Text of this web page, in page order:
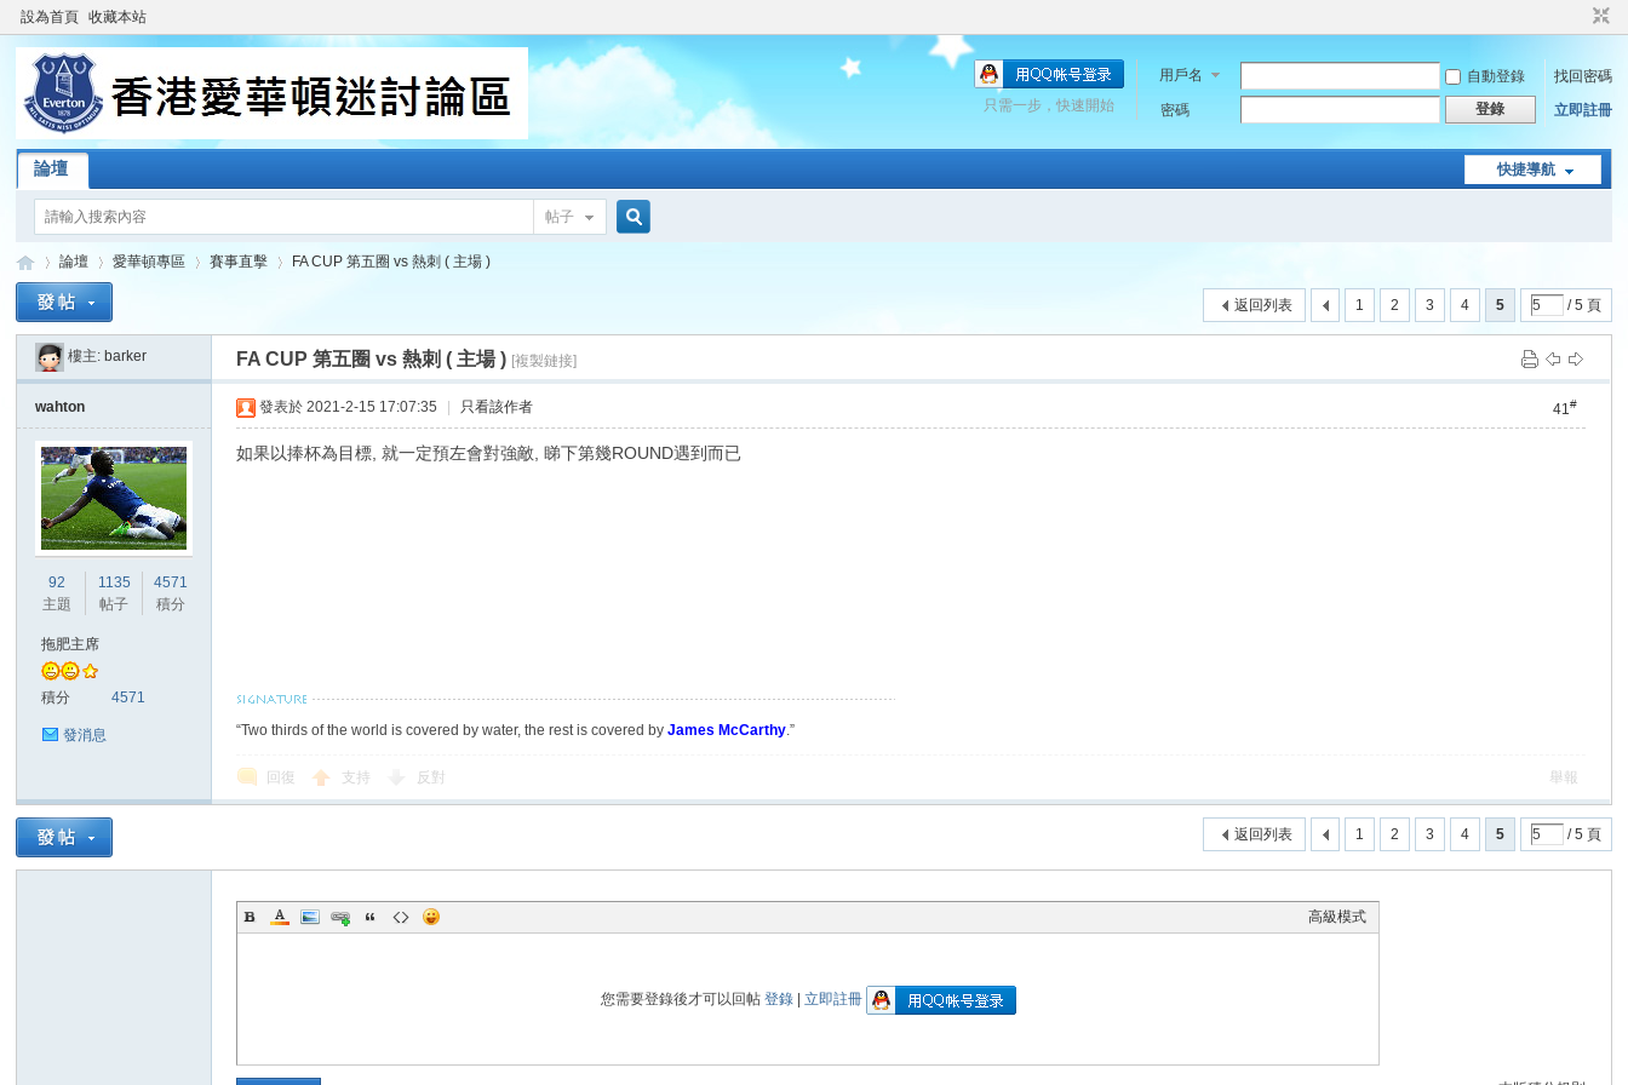
設為首頁 收藏本站
用戶名 自動登錄
找回密碼
密碼
登錄 立即註冊
只需一步，快速開始
快捷導航
論壇
帖子
愛
»
論壇
›
愛華頓專區 賽事直擊
›
FA CUP 第五圈 vs 熱刺 ( 主場 )
1 2 3 4 5 / 5 頁
返回列表
樓主: barker FA CUP 第五圈 vs 熱刺 ( 主場 ) [複製鏈接]
wahton
92
主題
1135
帖子
4571
積分
拖肥主席
積分 4571
發消息
41#
發表於 2021-2-15 17:07:35 只看該作者
如果以捧杯為目標, 就一定預左會對強敵, 睇下第幾ROUND遇到而已
“Two thirds of the world is covered by water, the rest is covered byJames McCarthy.”
回復 支持 反對 舉報
1 2 3 4 5 / 5 頁
返回列表
高級模式
您需要登錄後才可以回帖 登錄| 立即註冊